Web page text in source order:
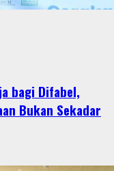
bagi Difabel,
Bukan Sekadar